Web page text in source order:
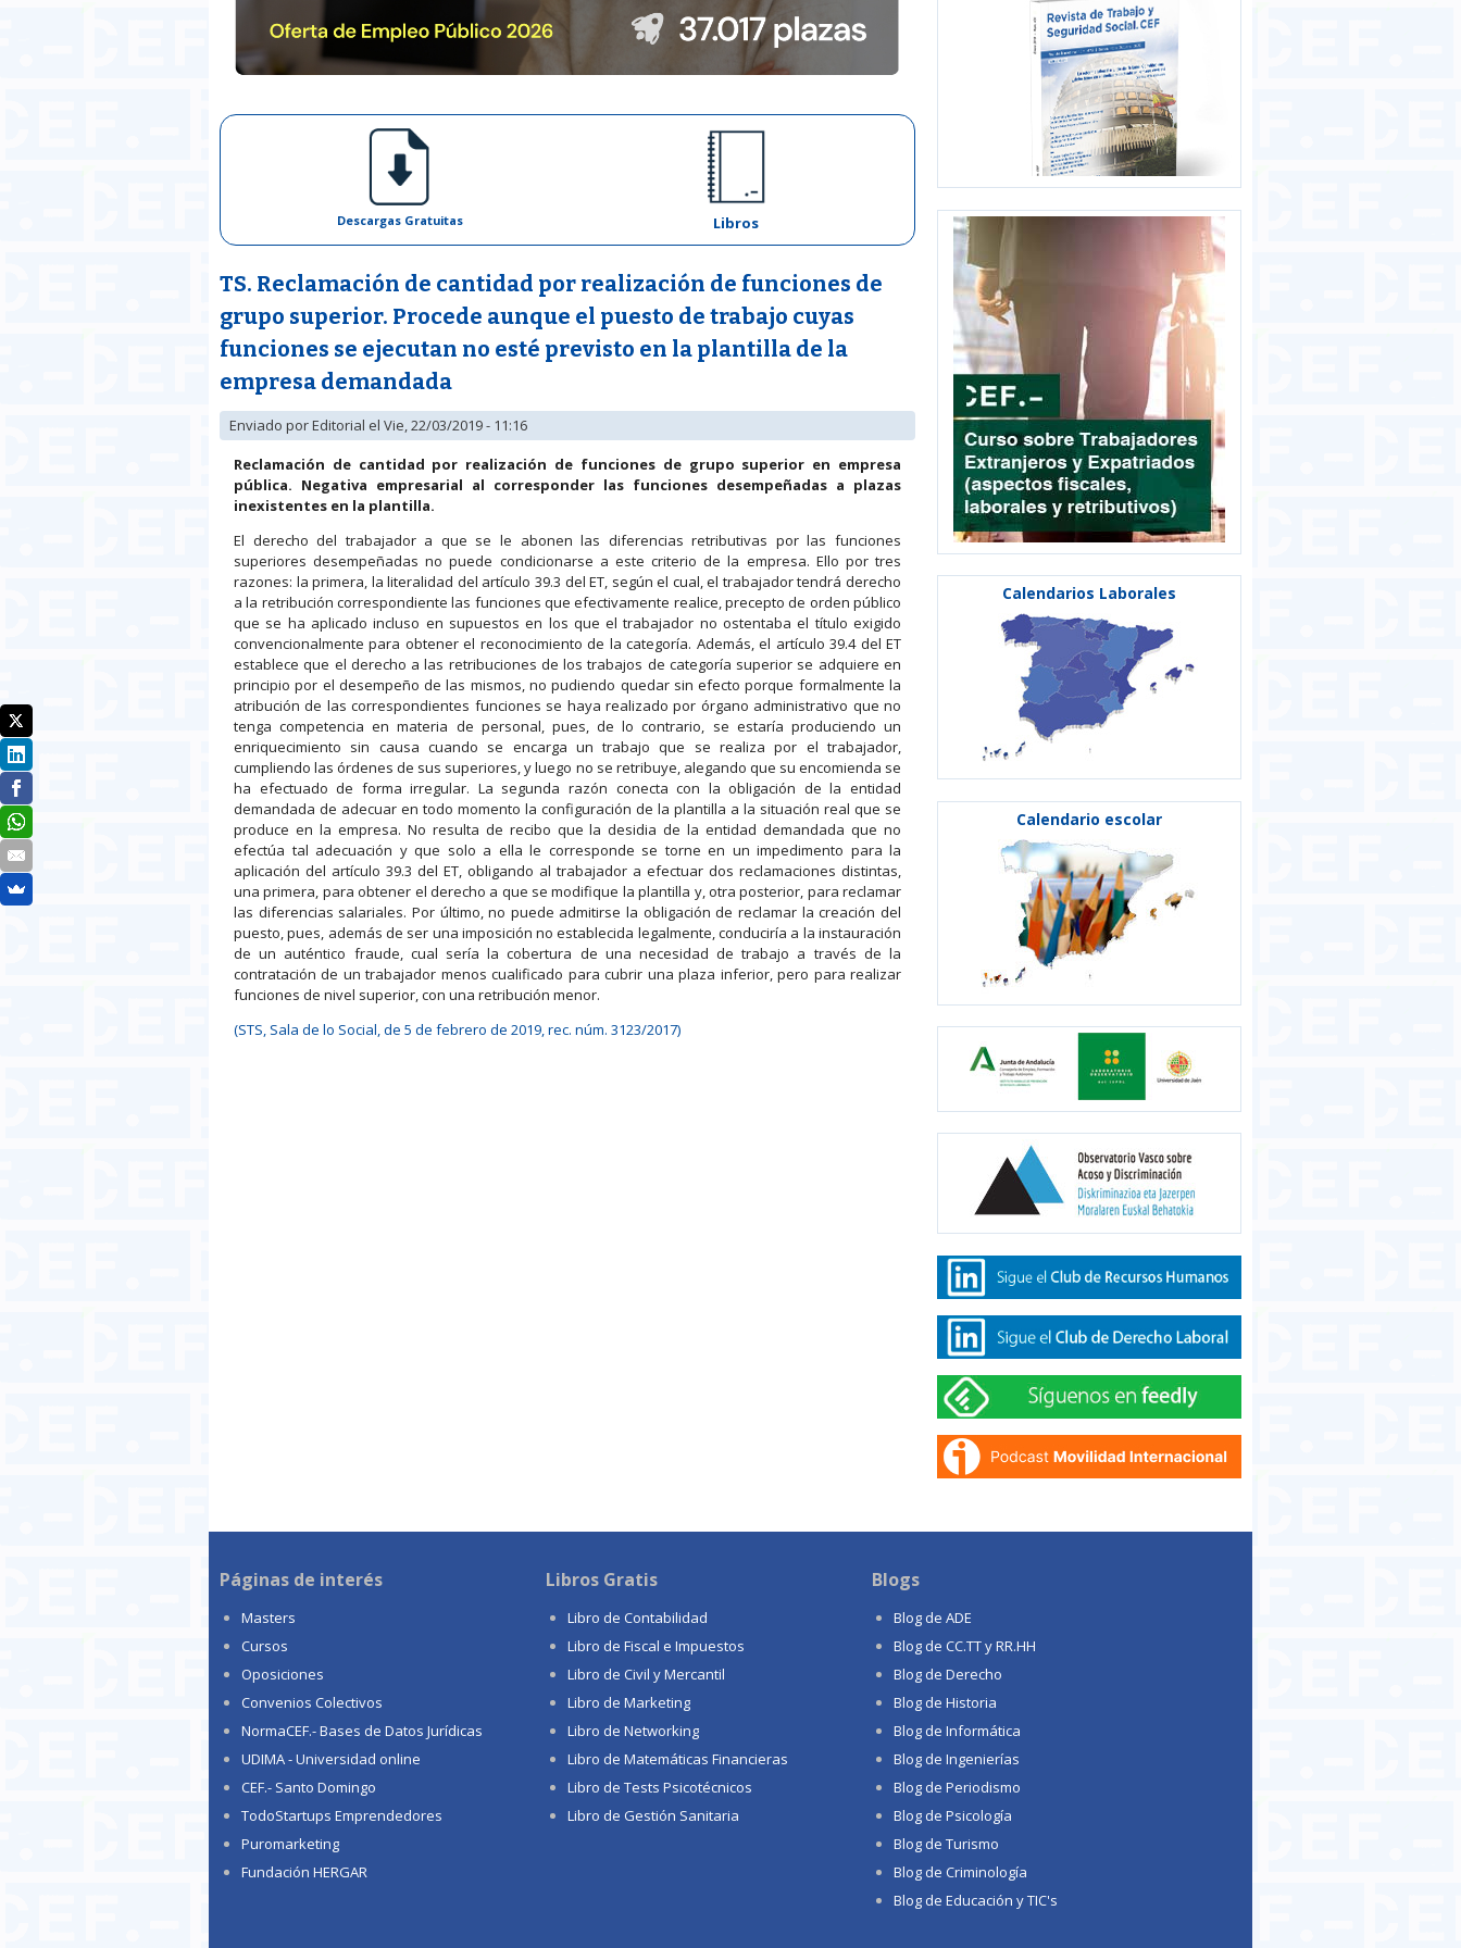
Descargas Gratuitas Libros
TS. Reclamación de cantidad por realización de funciones de
grupo superior. Procede aunque el puesto de trabajo cuyas
funciones se ejecutan no esté previsto en la plantilla de la
empresa demandada
Enviado porEditorial el Vie, 22/03/2019 - 11:16
Reclamación de cantidad por realización de funciones de grupo superior en empresa
pública. Negativa empresarial al corresponder las funciones desempeñadas a plazas
inexistentes en la plantilla.
El derecho del trabajador a que se le abonen las diferencias retributivas por las funciones
superiores desempeñadas no puede condicionarse a este criterio de la empresa. Ello por tres
razones: la primera, la literalidad del artículo 39.3 del ET, según el cual, el trabajador tendrá derecho
a la retribución correspondiente las funciones que efectivamente realice, precepto de orden público
que se ha aplicado incluso en supuestos en los que el trabajador no ostentaba el título exigido
convencionalmente para obtener el reconocimiento de la categoría. Además, el artículo 39.4 del ET
establece que el derecho a las retribuciones de los trabajos de categoría superior se adquiere en
principio por el desempeño de las mismos, no pudiendo quedar sin efecto porque formalmente la
atribución de las correspondientes funciones se haya realizado por órgano administrativo que no
tenga competencia en materia de personal, pues, de lo contrario, se estaría produciendo un
enriquecimiento sin causa cuando se encarga un trabajo que se realiza por el trabajador,
cumpliendo las órdenes de sus superiores, y luego no se retribuye, alegando que su encomienda se
ha efectuado de forma irregular. La segunda razón conecta con la obligación de la entidad
demandada de adecuar en todo momento la configuración de la plantilla a la situación real que se
produce en la empresa. No resulta de recibo que la desidia de la entidad demandada que no
efectúa tal adecuación y que solo a ella le corresponde se torne en un impedimento para la
aplicación del artículo 39.3 del ET, obligando al trabajador a efectuar dos reclamaciones distintas,
una primera, para obtener el derecho a que se modifique la plantilla y, otra posterior, para reclamar
las diferencias salariales. Por último, no puede admitirse la obligación de reclamar la creación del
puesto, pues, además de ser una imposición no establecida legalmente, conduciría a la instauración
de un auténtico fraude, cual sería la cobertura de una necesidad de trabajo a través de la
contratación de un trabajador menos cualificado para cubrir una plaza inferior, pero para realizar
funciones de nivel superior, con una retribución menor.
(STS, Sala de lo Social, de 5 de febrero de 2019, rec. núm. 3123/2017)
Calendarios Laborales
Calendario escolar
Páginas de interés
Masters
Cursos
Oposiciones
Convenios Colectivos
NormaCEF.- Bases de Datos Jurídicas
UDIMA - Universidad online
CEF.- Santo Domingo
TodoStartups Emprendedores
Puromarketing
Fundación HERGAR
Libros Gratis
Libro de Contabilidad
Libro de Fiscal e Impuestos
Libro de Civil y Mercantil
Libro de Marketing
Libro de Networking
Libro de Matemáticas Financieras
Libro de Tests Psicotécnicos
Libro de Gestión Sanitaria
Blogs
Blog de ADE
Blog de CC.TT y RR.HH
Blog de Derecho
Blog de Historia
Blog de Informática
Blog de Ingenierías
Blog de Periodismo
Blog de Psicología
Blog de Turismo
Blog de Criminología
Blog de Educación y TIC's